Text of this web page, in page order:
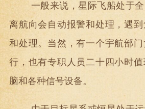
一般来说，星际飞船处于
离航向会自动报警和处理，遇
和处理。当然，有一个宇航部
行，也有专职人员二十四小时
脑和各种信号设备。